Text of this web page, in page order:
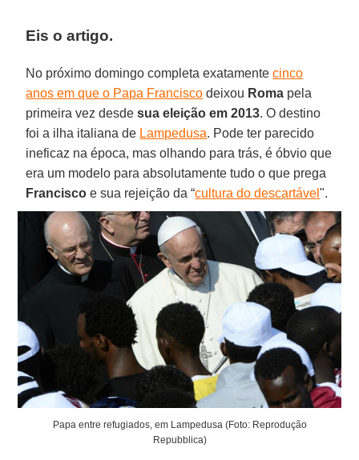
Eis o artigo.
No próximo domingo completa exatamentecinco
anos em que o Papa Francisco deixou Roma pela
primeira vez desdesua eleição em 2013. O destino
foi a ilha italiana de Lampedusa. Pode ter parecido
ineficaz na época, mas olhando para trás, é óbvio que
era um modelo para absolutamente tudo o que prega
Francisco e sua rejeição da “cultura do descartável".
Papa entre refugiados, em Lampedusa (Foto: Reprodução
Repubblica)